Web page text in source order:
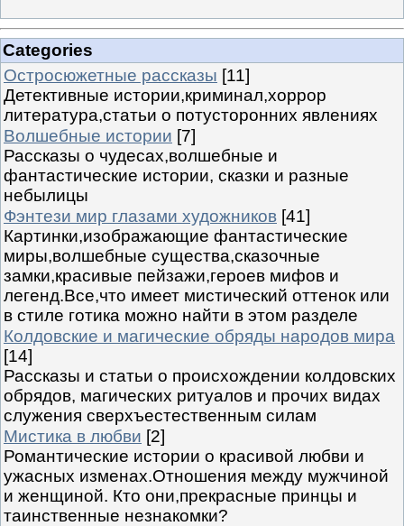
Categories
Остросюжетные рассказы [11]
Детективные истории,криминал,хоррор
литература,статьи о потусторонних явлениях
Волшебные истории [7]
Рассказы о чудесах,волшебные и
фантастические истории, сказки и разные
небылицы
Фэнтези мир глазами художников [41]
Картинки,изображающие фантастические
миры,волшебные существа,сказочные
замки,красивые пейзажи,героев мифов и
легенд.Все,что имеет мистический оттенок или
в стиле готика можно найти в этом разделе
Колдовские и магические обряды народов мира
[14]
Рассказы и статьи о происхождении колдовских
обрядов, магических ритуалов и прочих видах
служения сверхъестественным силам
Мистика в любви [2]
Романтические истории о красивой любви и
ужасных изменах.Отношения между мужчиной
и женщиной. Кто они,прекрасные принцы и
таинственные незнакомки?